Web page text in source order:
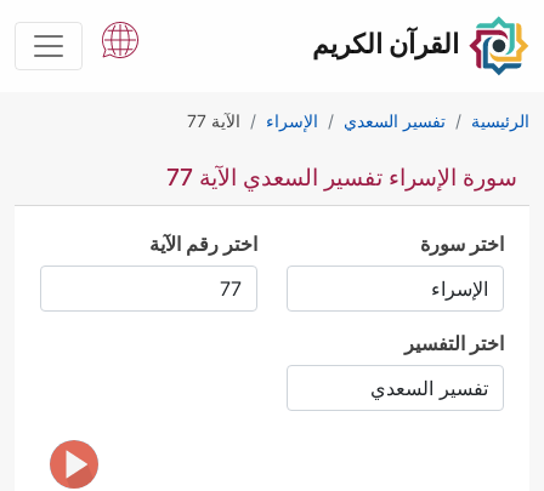
القرآن الكريم
الرئيسية تفسير السعدي الإسراء الآية 77
سورة الإسراء تفسير السعدي الآية 77
اختر سورة اختر رقم الآية
اختر التفسير